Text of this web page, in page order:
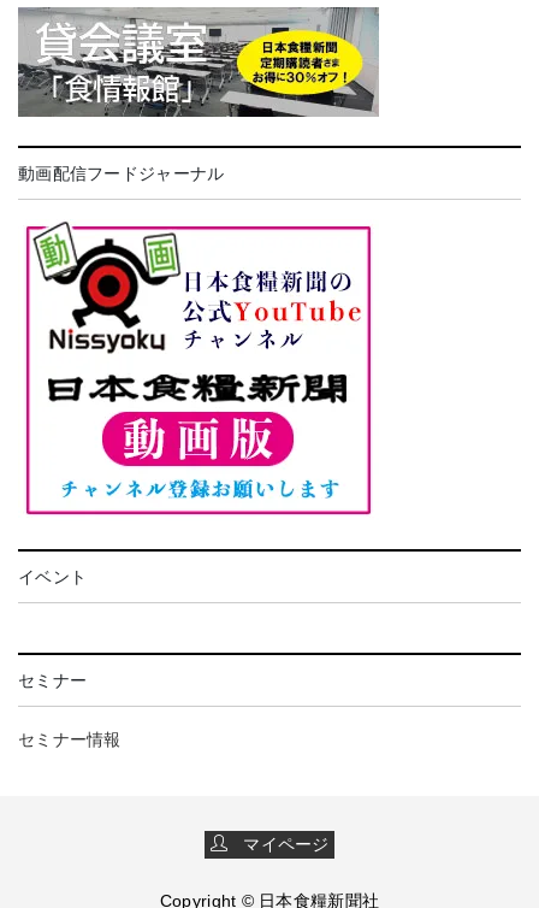
動画配信フードジャーナル
イベント
セミナー
セミナー情報
マイページ
Copyright © 日本食糧新聞社